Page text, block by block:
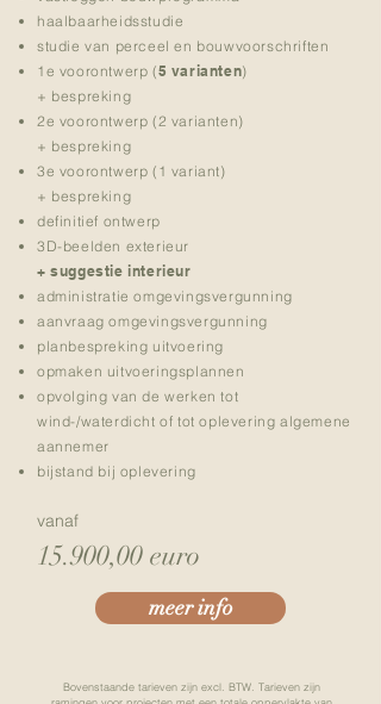
haalbaarheidsstudie
studie van perceel en bouwvoorschriften
1e voorontwerp (5 varianten)
+ bespreking
2e voorontwerp (2 varianten)
+ bespreking
3e voorontwerp (1 variant)
+ bespreking
definitief ontwerp
3D-beelden exterieur
+ suggestie interieur
administratie omgevingsvergunning
aanvraag omgevingsvergunning
planbespreking uitvoering
opmaken uitvoeringsplannen
opvolging van de werken tot
wind-/waterdicht of tot oplevering algemene
aannemer
bijstand bij oplevering
vanaf
15.900,00 euro
meer info
Bovenstaande tarieven zijn excl. BTW. Tarieven zijn